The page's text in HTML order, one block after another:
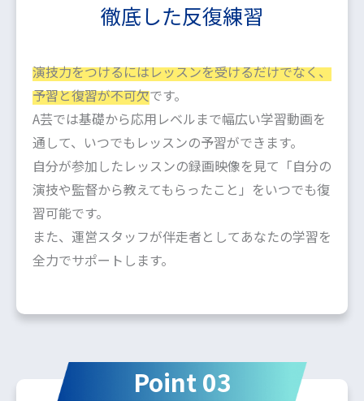
徹底した反復練習
演技力をつけるにはレッスンを受けるだけでなく、
予習と復習が不可欠です。
A芸では基礎から応用レベルまで幅広い学習動画を
通して、いつでもレッスンの予習ができます。
自分が参加したレッスンの録画映像を見て「自分の
演技や監督から教えてもらったこと」をいつでも復
習可能です。
また、運営スタッフが伴走者としてあなたの学習を
全力でサポートします。
Point 03